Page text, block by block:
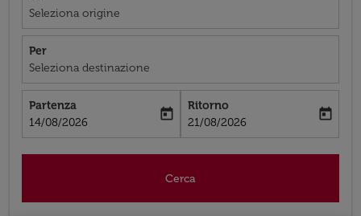
Seleziona origine
Per
Seleziona destinazione
Partenza
fc-booking-departure-date-aria-label
14/08/2026
today
Ritorno
fc-booking-return-date-aria-label
21/08/2026
today
Cerca